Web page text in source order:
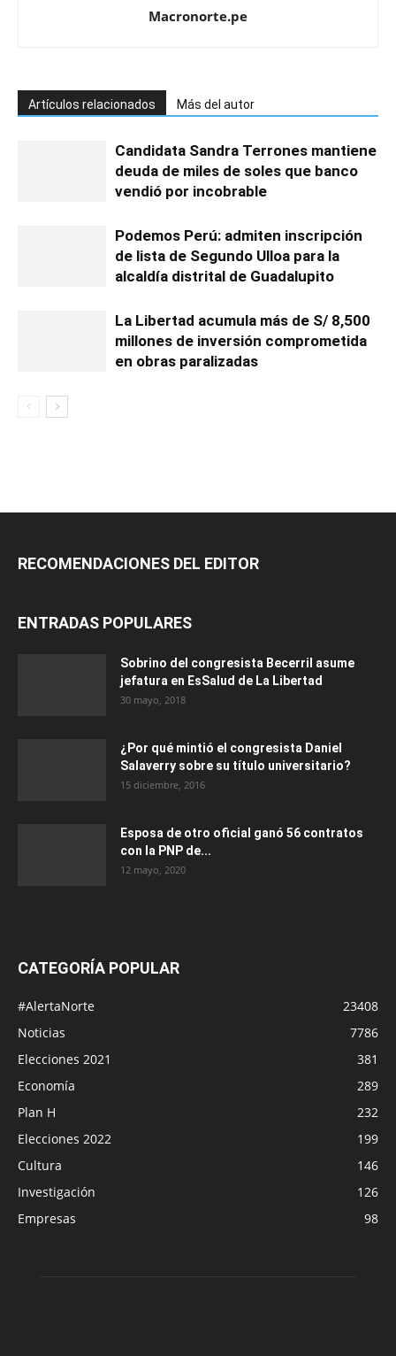
Macronorte.pe
Artículos relacionados Más del autor
Candidata Sandra Terrones mantiene
deuda de miles de soles que banco
vendió por incobrable
Podemos Perú: admiten inscripción
de lista de Segundo Ulloa para la
alcaldía distrital de Guadalupito
La Libertad acumula más de S/ 8,500
millones de inversión comprometida
en obras paralizadas
RECOMENDACIONES DEL EDITOR
ENTRADAS POPULARES
Sobrino del congresista Becerril asume
jefatura en EsSalud de La Libertad
30 mayo, 2018
¿Por qué mintió el congresista Daniel
Salaverry sobre su título universitario?
15 diciembre, 2016
Esposa de otro oficial ganó 56 contratos
con la PNP de...
12 mayo, 2020
CATEGORÍA POPULAR
#AlertaNorte
23408
Noticias
7786
Elecciones 2021
381
Economía
289
Plan H
232
Elecciones 2022
199
Cultura
146
Investigación
126
Empresas
98